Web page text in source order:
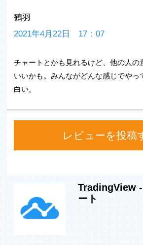
無料で使える素晴らしいチャート。多
トレードプラットフォームを超えてあ
応。株式、通貨、仮想通貨、先物、
役立ちます。
好きな株式や通貨ペアをフォローしま
世界の市場のリアルタイムデータ
アイデアを共有するアクテイブなコミ
会話に加わりましょう！何千人ものト
タイムの公開チャットで取引や最新の
鶴羽
2021年4月22日 17：07
チャートとかも見れるけど、他の人の
いいかも。みんながどんな感じでやっ
白い。
レビューを投稿
TradingView
ート